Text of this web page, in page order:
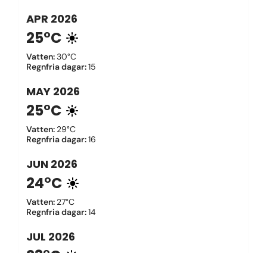
APR 2026
25°C
Vatten:30°C
Regnfria dagar:15
MAY 2026
25°C
Vatten: 29°C
Regnfria dagar:16
JUN 2026
24°C
Vatten: 27°C
Regnfria dagar:14
JUL 2026